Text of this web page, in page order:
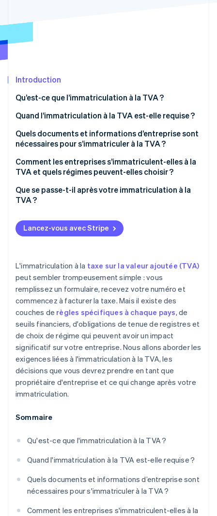
Radar
Atlas
Élimination du carbone
Vérification de l'identité
Stripe Sessions 2026
Découvrez comment Stripe construit l’infrastructure
Regarder la vidéo
Introduction
Qu’est-ce que l’immatriculation à la TVA ?
Quand l’immatriculation à la TVA est-elle requise ?
Quels documents et informations d’entreprise sont
nécessaires pour s’immatriculer à la TVA ?
Informations commerciales de base
Informations fiscales et bancaires
Documents liés à l’activité
Comment les entreprises s’immatriculent-elles à la
TVA et quels régimes peuvent-elles choisir ?
Que se passe-t-il après votre immatriculation à la
TVA ?
Commencez à facturer la TVA
Déposez des déclarations de TVA
Respectez d’autres immatriculations, le cas échéant
Lancez-vous avec Stripe
L'immatriculation à la taxe sur la valeur ajoutée (TVA)
peut sembler trompeusement simple : vous
remplissez un formulaire, recevez votre numéro et
commencez à facturer la taxe. Mais il existe des
couches de règles spécifiques à chaque pays, de
seuils financiers, d'obligations de tenue de registres et
de choix de régime qui peuvent avoir un impact
significatif sur votre entreprise. Nous allons aborder les
exigences liées à l'immatriculation à la TVA, les
décisions que vous devrez prendre en tant que
propriétaire d'entreprise et ce qui change après votre
immatriculation.
Sommaire
Qu'est-ce que l'immatriculation à la TVA ?
Quand l'immatriculation à la TVA est-elle requise ?
Quels documents et informations d’entreprise sont
nécessaires pour s'immatriculer à la TVA ?
Comment les entreprises s'immatriculent-elles à la